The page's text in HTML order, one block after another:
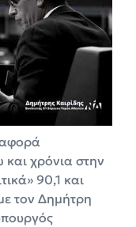
αφορά
χρόνια στην
90,1 και
τον Δημήτρη